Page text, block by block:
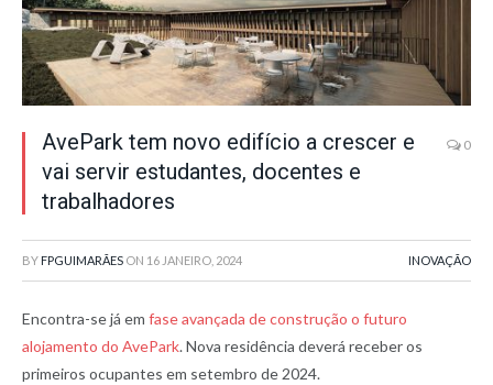
AvePark tem novo edifício a crescer e
vai servir estudantes, docentes e
trabalhadores
0
BY FPGUIMARÃES ON 16 JANEIRO, 2024 INOVAÇÃO
Encontra-se já em fase avançada de construção o futuro
alojamento do AvePark. Nova residência deverá receber os
primeiros ocupantes em setembro de 2024.